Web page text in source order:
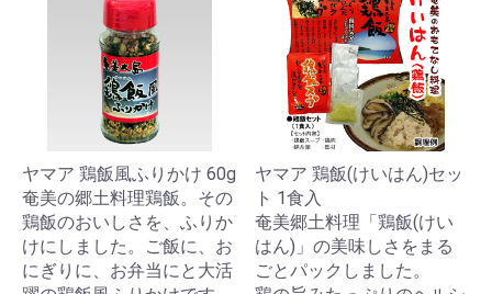
ヤマア 鶏飯風ふりかけ 60g
奄美の郷土料理鶏飯。その
鶏飯のおいしさを、ふりか
けにしました。ご飯に、お
にぎりに、お弁当にと大活
ヤマア 鶏飯(けいはん)セッ
ト 1食入
奄美郷土料理「鶏飯(けい
はん)」の美味しさをまる
ごとパックしました。